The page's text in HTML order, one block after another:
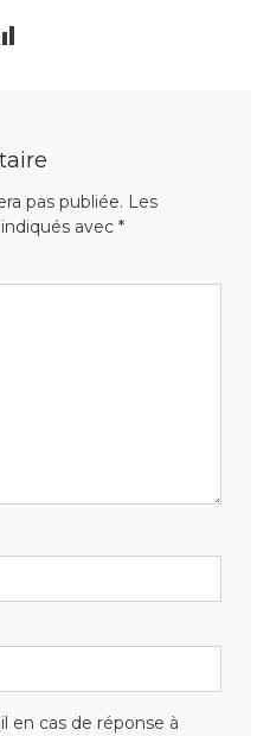
pas publiée. Les
avec *
en cas de réponse à